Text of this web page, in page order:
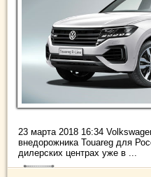
23 марта 2018 16:34
внедорожника Touareg для
дилерских центрах уже в ...